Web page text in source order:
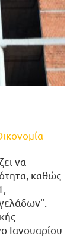
να
καθώς
Ιανουαρίου